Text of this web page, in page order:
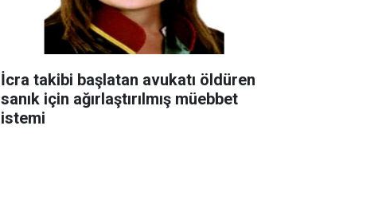
İcra takibi başlatan avukatı öldüren
sanık için ağırlaştırılmış müebbet
istemi